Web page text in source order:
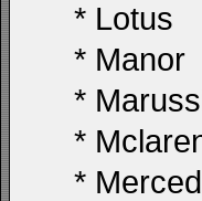
* Lotus
* Manor
*
*
*